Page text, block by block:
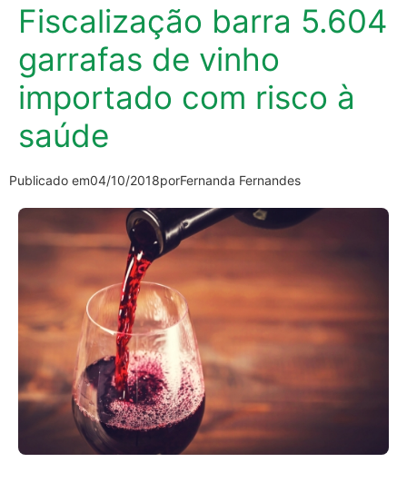
Fiscalização barra 5.604
garrafas de vinho
importado com risco à
saúde
Publicado em04/10/2018porFernanda Fernandes